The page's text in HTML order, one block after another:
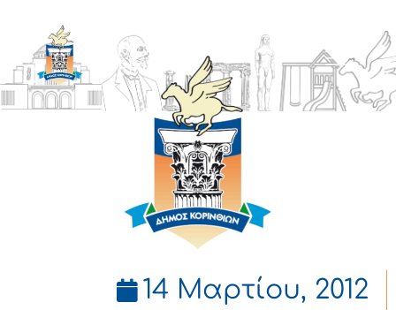
ΔΗΜΟΣ
ΚΟΡΙΝΘΙΩΝ
14 Μαρτίου, 2012